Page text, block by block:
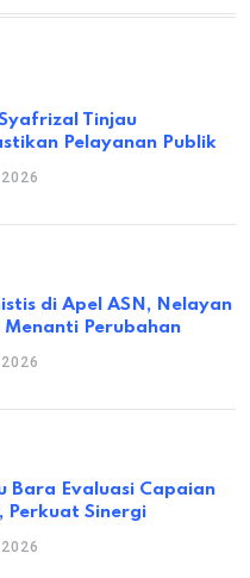
Tinjau
Pelayanan Publik
di Apel ASN, Nelayan
Perubahan
Bara Evaluasi Capaian
Perkuat Sinergi